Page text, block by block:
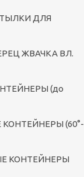
ДЛЯ
ЖВАЧКА ВЛ.
(до
(60°-
КОНТЕЙНЕРЫ